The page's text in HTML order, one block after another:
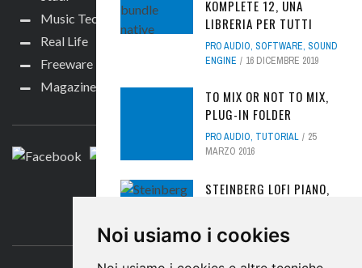
Noi usiamo i cookies
KOMPLETE 12, UNA
LIBRERIA PER TUTTI
PRO AUDIO, SOFTWARE, SOUND
ENGINE
16 DICEMBRE 2019
TO MIX OR NOT TO MIX,
PLUG-IN FOLDER
PRO AUDIO, TUTORIAL
25
MARZO 2016
STEINBERG LOFI PIANO,
INSTRUMENT RICCO
E...GRATIS!
FREEWARE,SYNTH 15
Music Tech
Real Life
Freeware
Magazine
SEGUICI
CONTATTACI